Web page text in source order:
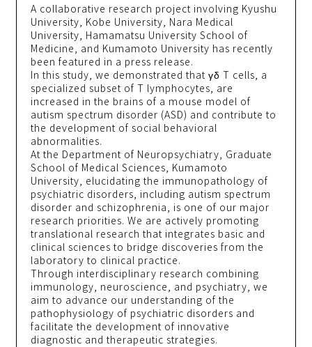
A collaborative research project involving Kyushu
University, Kobe University, Nara Medical
University, Hamamatsu University School of
Medicine, and Kumamoto University has recently
been featured in a press release.
In this study, we demonstrated that γδ T cells, a
specialized subset of T lymphocytes, are
increased in the brains of a mouse model of
autism spectrum disorder (ASD) and contribute to
the development of social behavioral
abnormalities.
At the Department of Neuropsychiatry, Graduate
School of Medical Sciences, Kumamoto
University, elucidating the immunopathology of
psychiatric disorders, including autism spectrum
disorder and schizophrenia, is one of our major
research priorities. We are actively promoting
translational research that integrates basic and
clinical sciences to bridge discoveries from the
laboratory to clinical practice.
Through interdisciplinary research combining
immunology, neuroscience, and psychiatry, we
aim to advance our understanding of the
pathophysiology of psychiatric disorders and
facilitate the development of innovative
diagnostic and therapeutic strategies.